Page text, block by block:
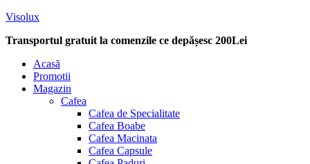
Visolux
Transportul gratuit la comenzile ce depășesc 200Lei
Menu
Acasă
Promotii
Magazin
Cafea
Cafea de Specialitate
Cafea Boabe
Cafea Macinata
Cafea Capsule